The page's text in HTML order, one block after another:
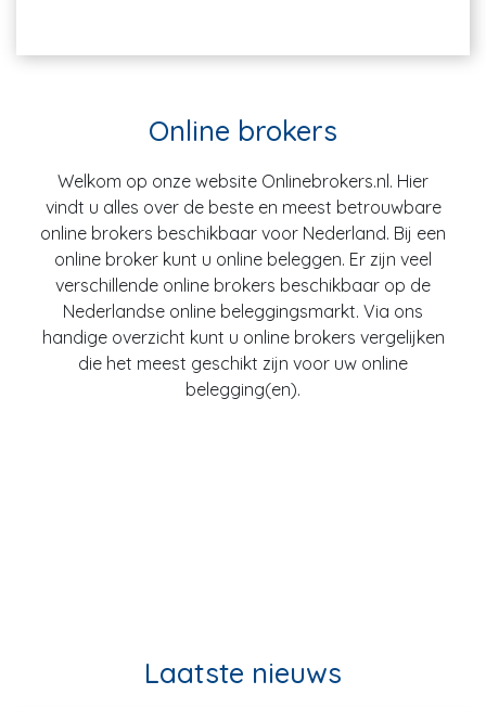
Online brokers
Welkom op onze website Onlinebrokers.nl. Hier
vindt u alles over de beste en meest betrouwbare
online brokers beschikbaar voor Nederland. Bij een
online broker kunt u online beleggen. Er zijn veel
verschillende online brokers beschikbaar op de
Nederlandse online beleggingsmarkt. Via ons
handige overzicht kunt u online brokers vergelijken
die het meest geschikt zijn voor uw online
belegging(en).
Laatste nieuws